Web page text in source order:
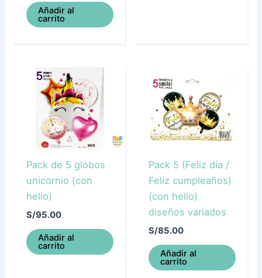
Añadir al
carrito
Pack de 5 globos
unicornio (con
helio)
S/95.00
Añadir al
carrito
Pack 5 (Feliz día /
Feliz cumpleaños)
(con helio)
diseños variados
S/85.00
Añadir al
carrito